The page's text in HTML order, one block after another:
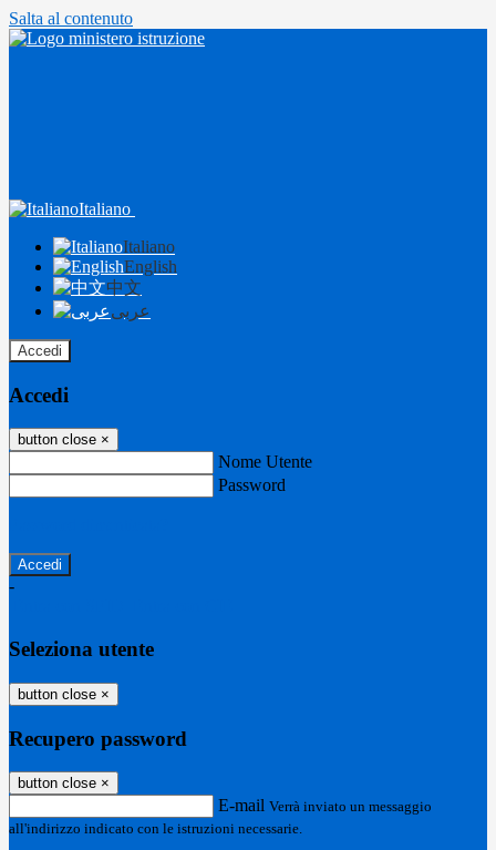
Salta al contenuto
Italiano
Italiano
English
中文
عربى
Accedi
Accedi
button close ×
Nome Utente
Password
-
Seleziona utente
button close ×
Recupero password
button close ×
E-mail Verrà inviato un messaggio
all'indirizzo indicato con le istruzioni necessarie.